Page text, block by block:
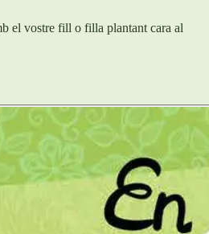
el vostre fill o filla plantant cara al